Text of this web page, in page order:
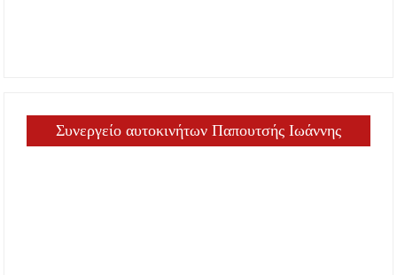
Συνεργείο αυτοκινήτων Παπουτσής Ιωάννης